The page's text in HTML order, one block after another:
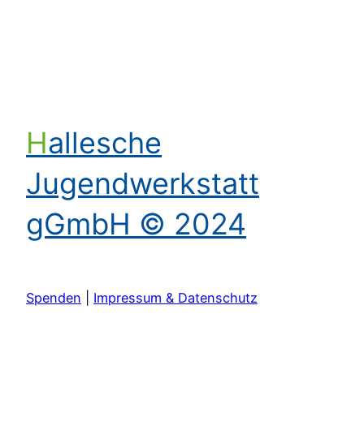
Hallesche
Jugendwerkstatt
gGmbH © 2024
Spenden Impressum & Datenschutz